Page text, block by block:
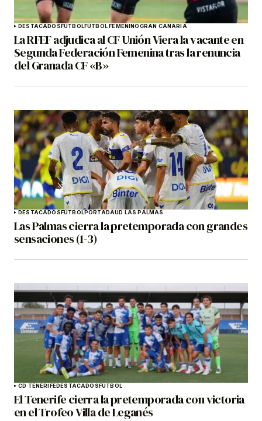
DESTACADOSFÚTBOLFÚTBOL FEMENINOGRAN CANARIA
La RFEF adjudica al CF Unión Viera la vacante en
Segunda Federación Femenina tras la renuncia
del Granada CF «B»
DESTACADOSFÚTBOLPORTADAUD LAS PALMAS
Las Palmas cierra la pretemporada con grandes
sensaciones (1-3)
CD TENERIFEDESTACADOSFÚTBOL
El Tenerife cierra la pretemporada con victoria
en el Trofeo Villa de Leganés